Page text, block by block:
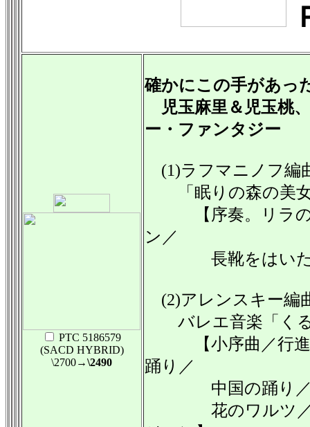
PTC 5186579
(SACD HYBRID)
\2700→\2490
確かにこの手があっ
児玉麻里＆児玉桃
ー・ファンタジー
(1)ラフマニノフ編
「眠りの森の美女
【序奏。リラの
ン／
長靴をはいた猫
(2)アレンスキー編
バレエ音楽「くる
【小序曲／行進
踊り／
中国の踊り／ト
花のワルツ／パ